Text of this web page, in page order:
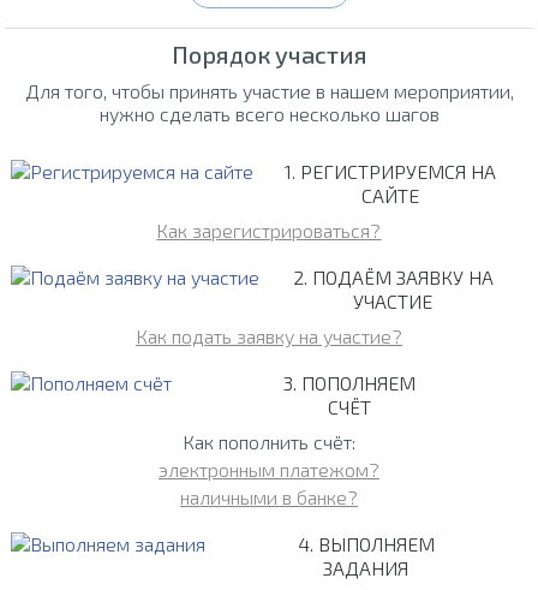
Порядок участия
Для того, чтобы принять участие в нашем мероприятии,
нужно сделать всего несколько шагов
1. РЕГИСТРИРУЕМСЯ НА
САЙТЕ
Как зарегистрироваться?
2. ПОДАЁМ ЗАЯВКУ НА
УЧАСТИЕ
Как подать заявку на участие?
3. ПОПОЛНЯЕМ
СЧЁТ
Как пополнить счёт:
электронным платежом?
наличными в банке?
4. ВЫПОЛНЯЕМ
ЗАДАНИЯ